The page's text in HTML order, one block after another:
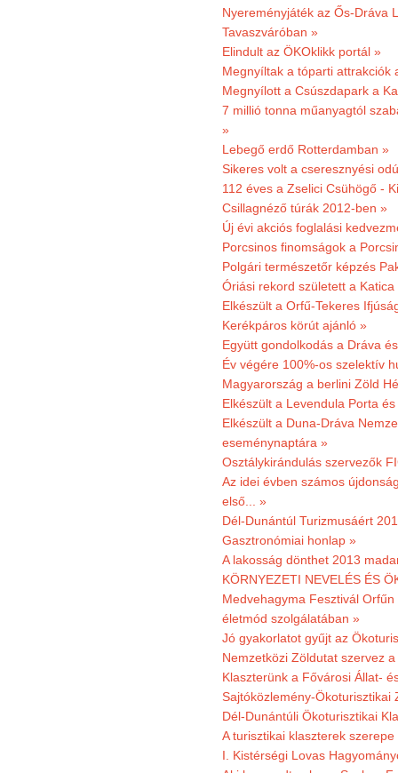
Nyereményjáték az Ős-Dráva
Tavaszváróban »
Elindult az ÖKOklikk portál »
Megnyíltak a tóparti attrakciók
Megnyílott a Csúszdapark a
7 millió tonna műanyagtól
»
Lebegő erdő Rotterdamban »
Sikeres volt a cseresznyési
112 éves a Zselici Csühögő -
Csillagnéző túrák 2012-ben »
Új évi akciós foglalási
Porcsinos finomságok a
Polgári természetőr képzés
Óriási rekord született a Katica
Elkészült a Orfű-Tekeres
Kerékpáros körút ajánló »
Együtt gondolkodás a Dráva
Év végére 100%-os szelektív
Magyarország a berlini Zöld
Elkészült a Levendula Porta
Elkészült a Duna-Dráva
eseménynaptára »
Osztálykirándulás szervezők
Az idei évben számos
első... »
Dél-Dunántúl Turizmusáért
Gasztronómiai honlap »
A lakosság dönthet 2013
KÖRNYEZETI NEVELÉS ÉS
Medvehagyma Fesztivál
életmód szolgálatában »
Jó gyakorlatot gyűjt az
Nemzetközi Zöldutat szervez
Klaszterünk a Fővárosi Állat-
Sajtóközlemény-Ökoturisztikai
Dél-Dunántúli Ökoturisztikai
A turisztikai klaszterek
I. Kistérségi Lovas